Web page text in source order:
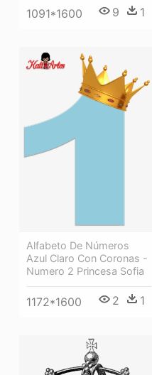
1091*1600 9 1
Alfabeto De Números
Azul Claro Con Coronas -
Numero 2 Princesa Sofia
1172*1600 2 1